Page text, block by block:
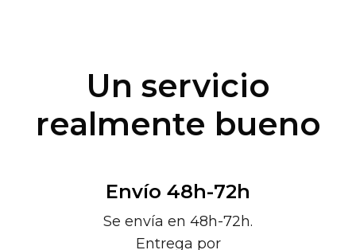
Un servicio
realmente bueno
Envío 48h-72h
Se envía en 48h-72h.
Entrega por